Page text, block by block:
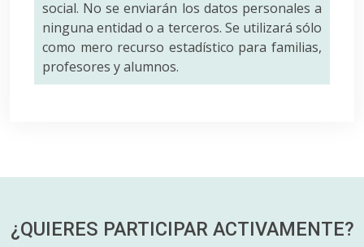
social. No se enviarán los datos personales a
ninguna entidad o a terceros. Se utilizará sólo
como mero recurso estadístico para familias,
profesores y alumnos.
¿QUIERES PARTICIPAR ACTIVAMENTE?